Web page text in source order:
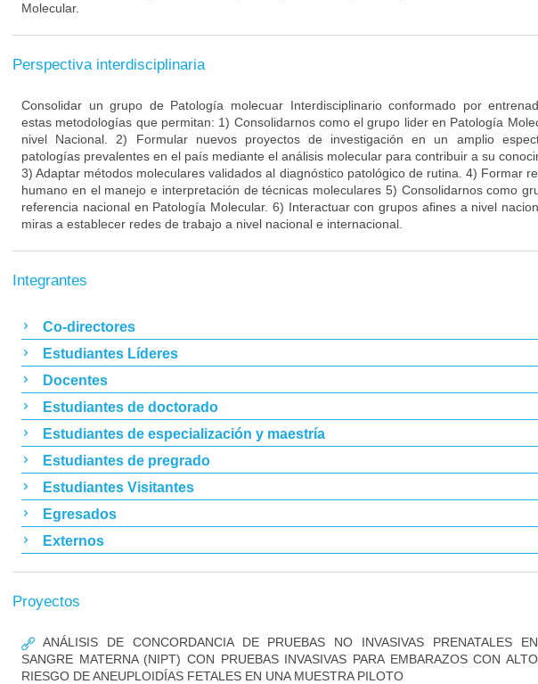
Molecular.
Perspectiva interdisciplinaria
Consolidar un grupo de Patología molecuar Interdisciplinario conformado por
estas metodologías que permitan: 1) Consolidarnos como el grupo lider en Patología
nivel Nacional. 2) Formular nuevos proyectos de investigación en un amplio
patologías prevalentes en el país mediante el análisis molecular para contribuir a su
3) Adaptar métodos moleculares validados al diagnóstico patológico de rutina. 4) Formar
humano en el manejo e interpretación de técnicas moleculares 5) Consolidarnos como
referencia nacional en Patología Molecular. 6) Interactuar con grupos afines a nivel
miras a establecer redes de trabajo a nivel nacional e internacional.
Integrantes
Co-directores
Estudiantes Líderes
Docentes
Estudiantes de doctorado
Estudiantes de especialización y maestría
Estudiantes de pregrado
Estudiantes Visitantes
Egresados
Externos
Proyectos
ANÁLISIS DE CONCORDANCIA DE PRUEBAS NO INVASIVAS PRENATALES EN
SANGRE MATERNA (NIPT) CON PRUEBAS INVASIVAS PARA EMBARAZOS CON ALTO
RIESGO DE ANEUPLOIDÍAS FETALES EN UNA MUESTRA PILOTO